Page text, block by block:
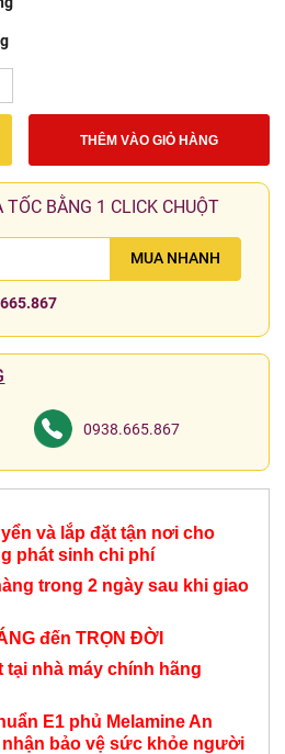
THÊM VÀO GIỎ HÀNG
TỐC BẰNG 1 CLICK CHUỘT
MUA NHANH
0938.665.867
và lắp đặt tận nơi cho
phát sinh chi phí
trong 2 ngày sau khi giao
đến TRỌN ĐỜI
tại nhà máy chính hãng
E1 phủ Melamine An
bảo vệ sức khỏe người